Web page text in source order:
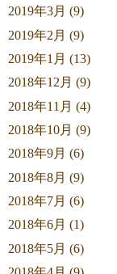
2019年3月 (9)
2019年2月 (9)
2019年1月 (13)
2018年12月 (9)
2018年11月 (4)
2018年10月 (9)
2018年9月 (6)
2018年8月 (9)
2018年7月 (6)
2018年6月 (1)
2018年5月 (6)